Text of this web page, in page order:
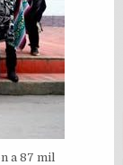
a 87 mil